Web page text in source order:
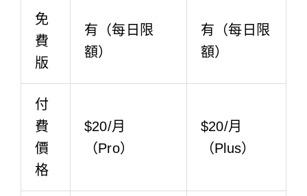
免
費
版
有（每日限
額）
有（每日限
額）
付
費
價
格
$20/月
（Pro）
$20/月
（Plus）